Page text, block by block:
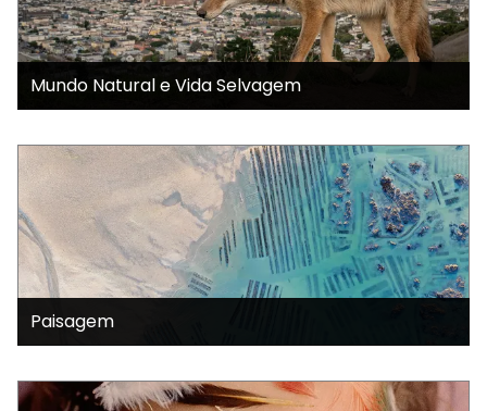
Mundo Natural e Vida Selvagem
Paisagem